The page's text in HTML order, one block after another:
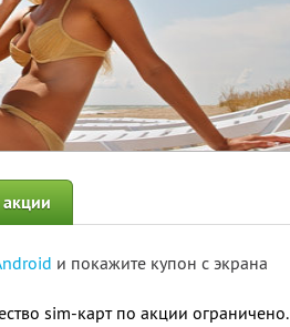
и покажите купон с экрана
sim-карт по акции ограничено.